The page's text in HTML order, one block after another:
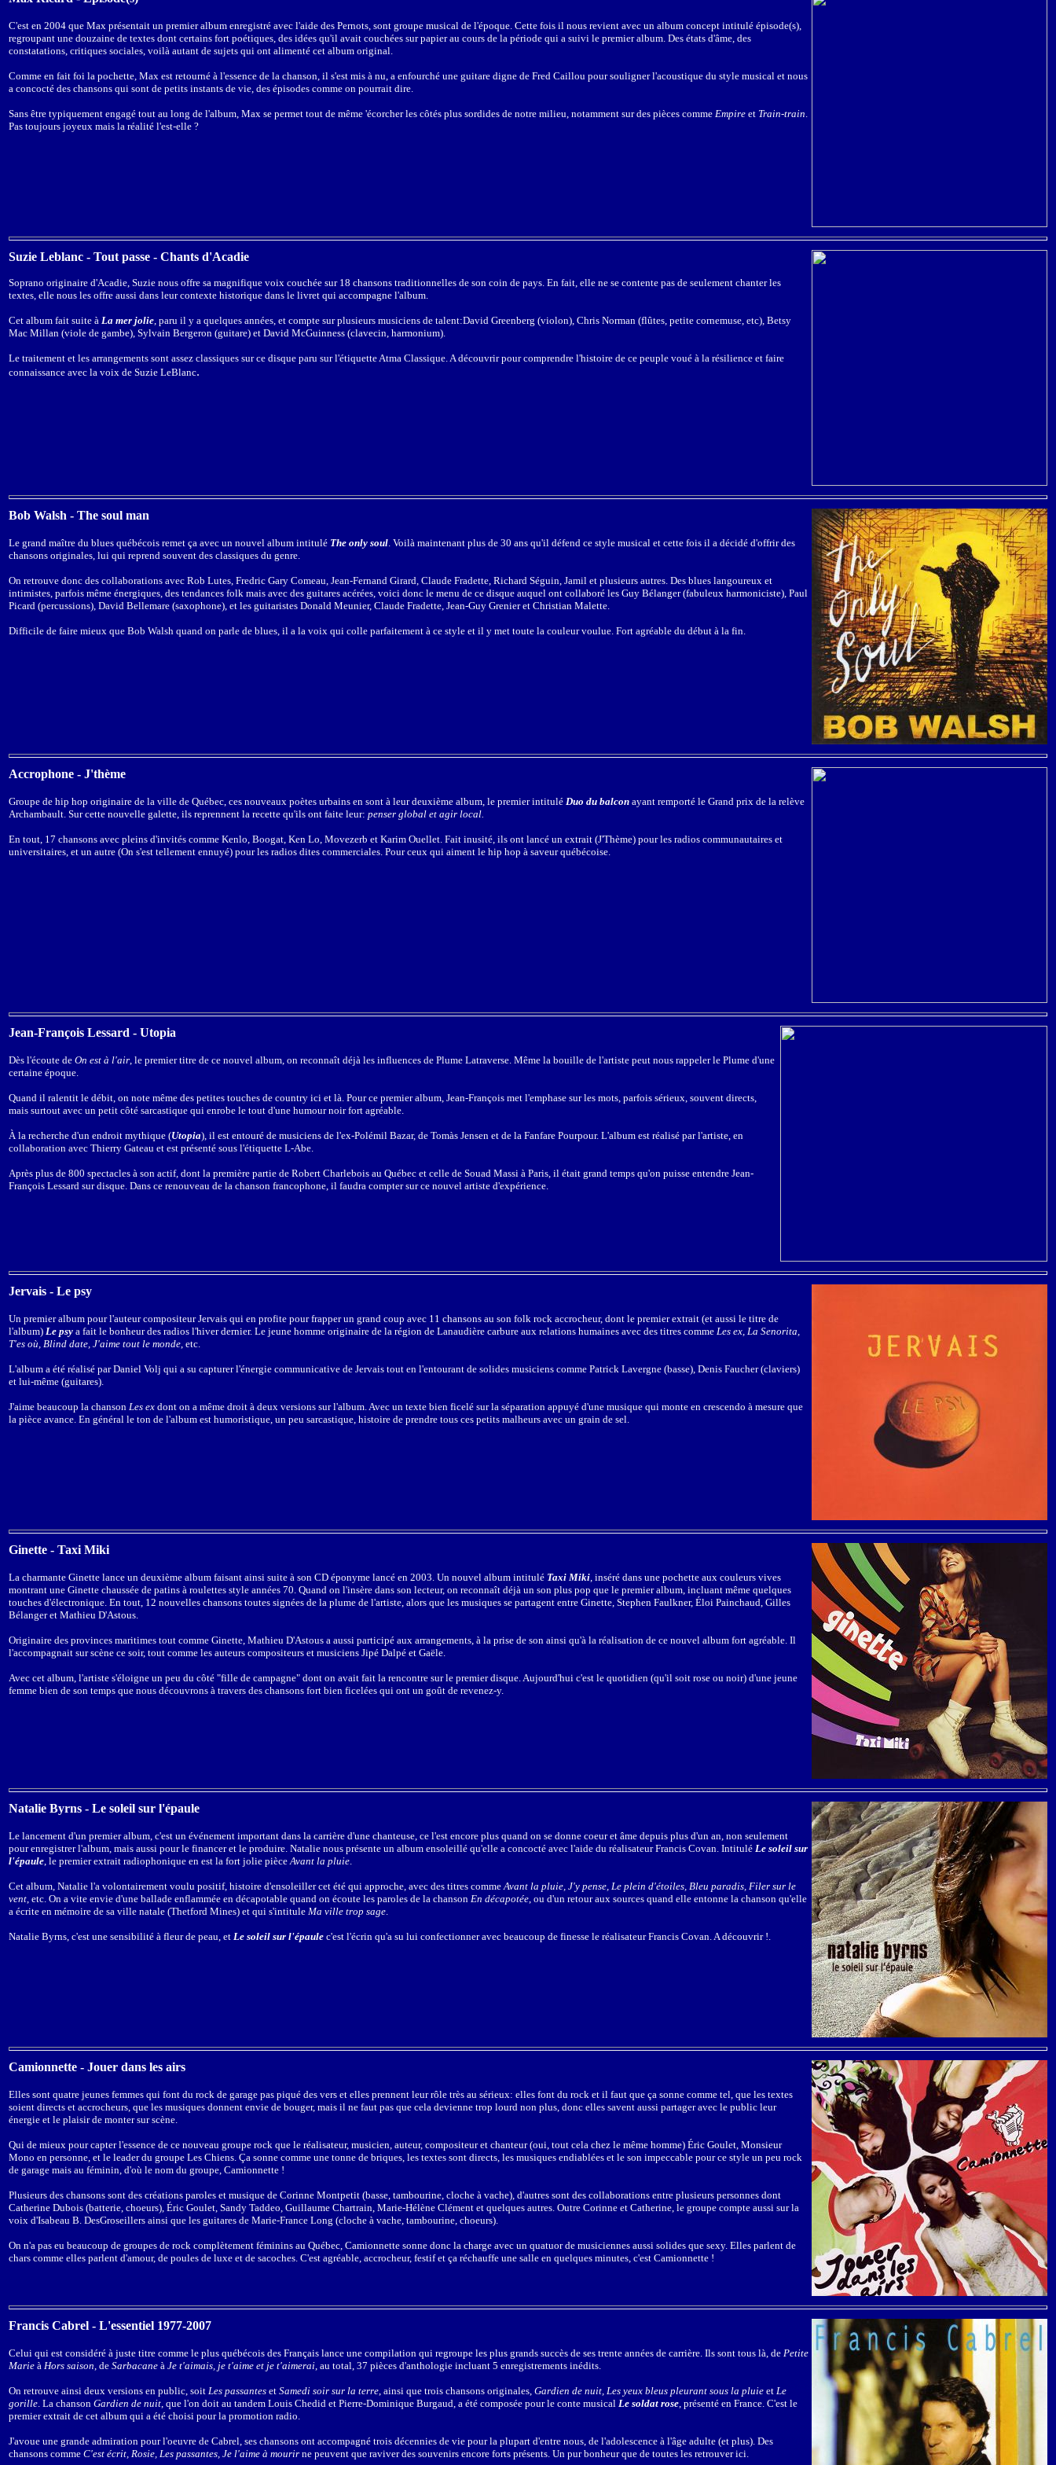
C'est en 2004 que Max présentait un premier album enregistré avec l'aide des Pernots, sont groupe musical de l'époque. Cette fois il nous revient avec un album concept intitulé épisode(s),
regroupant une douzaine de textes dont certains fort poétiques, des idées qu'il avait couchées sur papier au cours de la période qui a suivi le premier album. Des états d'âme, des
constatations, critiques sociales, voilà autant de sujets qui ont alimenté cet album original.
Comme en fait foi la pochette, Max est retourné à l'essence de la chanson, il s'est mis à nu, a enfourché une guitare digne de Fred Caillou pour souligner l'acoustique du style musical et nous
a concocté des chansons qui sont de petits instants de vie, des épisodes comme on pourrait dire.
Sans être typiquement engagé tout au long de l'album, Max se permet tout de même 'écorcher les côtés plus sordides de notre milieu, notamment sur des pièces comme Empire et Train-train.
Pas toujours joyeux mais la réalité l'est-elle ?
Suzie Leblanc - Tout passe - Chants d'Acadie
Soprano originaire d'Acadie, Suzie nous offre sa magnifique voix couchée sur 18 chansons traditionnelles de son coin de pays. En fait, elle ne se contente pas de seulement chanter les
textes, elle nous les offre aussi dans leur contexte historique dans le livret qui accompagne l'album.
Cet album fait suite à La mer jolie, paru il y a quelques années, et compte sur plusieurs musiciens de talent:David Greenberg (violon), Chris Norman (flûtes, petite cornemuse, etc), Betsy
Mac Millan (viole de gambe), Sylvain Bergeron (guitare) et David McGuinness (clavecin, harmonium).
Le traitement et les arrangements sont assez classiques sur ce disque paru sur l'étiquette Atma Classique. A découvrir pour comprendre l'histoire de ce peuple voué à la résilience et faire
connaissance avec la voix de Suzie LeBlanc.
Bob Walsh - The soul man
Le grand maître du blues québécois remet ça avec un nouvel album intitulé The only soul. Voilà maintenant plus de 30 ans qu'il défend ce style musical et cette fois il a décidé d'offrir des
chansons originales, lui qui reprend souvent des classiques du genre.
On retrouve donc des collaborations avec Rob Lutes, Fredric Gary Comeau, Jean-Fernand Girard, Claude Fradette, Richard Séguin, Jamil et plusieurs autres. Des blues langoureux et
intimistes, parfois même énergiques, des tendances folk mais avec des guitares acérées, voici donc le menu de ce disque auquel ont collaboré les Guy Bélanger (fabuleux harmoniciste), Paul
Picard (percussions), David Bellemare (saxophone), et les guitaristes Donald Meunier, Claude Fradette, Jean-Guy Grenier et Christian Malette.
Difficile de faire mieux que Bob Walsh quand on parle de blues, il a la voix qui colle parfaitement à ce style et il y met toute la couleur voulue. Fort agréable du début à la fin.
Accrophone - J'thème
Groupe de hip hop originaire de la ville de Québec, ces nouveaux poètes urbains en sont à leur deuxième album, le premier intitulé Duo du balcon ayant remporté le Grand prix de la relève
Archambault. Sur cette nouvelle galette, ils reprennent la recette qu'ils ont faite leur: penser global et agir local.
En tout, 17 chansons avec pleins d'invités comme Kenlo, Boogat, Ken Lo, Movezerb et Karim Ouellet. Fait inusité, ils ont lancé un extrait (J'Thème) pour les radios communautaires et
universitaires, et un autre (On s'est tellement ennuyé) pour les radios dites commerciales. Pour ceux qui aiment le hip hop à saveur québécoise.
Jean-François Lessard - Utopia
Dès l'écoute de On est à l'air, le premier titre de ce nouvel album, on reconnaît déjà les influences de Plume Latraverse. Même la bouille de l'artiste peut nous rappeler le Plume d'une
certaine époque.
Quand il ralentit le débit, on note même des petites touches de country ici et là. Pour ce premier album, Jean-François met l'emphase sur les mots, parfois sérieux, souvent directs,
mais surtout avec un petit côté sarcastique qui enrobe le tout d'une humour noir fort agréable.
À la recherche d'un endroit mythique (Utopia), il est entouré de musiciens de l'ex-Polémil Bazar, de Tomàs Jensen et de la Fanfare Pourpour. L'album est réalisé par l'artiste, en
collaboration avec Thierry Gateau et est présenté sous l'étiquette L-Abe.
Après plus de 800 spectacles à son actif, dont la première partie de Robert Charlebois au Québec et celle de Souad Massi à Paris, il était grand temps qu'on puisse entendre Jean-
François Lessard sur disque. Dans ce renouveau de la chanson francophone, il faudra compter sur ce nouvel artiste d'expérience.
Jervais - Le psy
Un premier album pour l'auteur compositeur Jervais qui en profite pour frapper un grand coup avec 11 chansons au son folk rock accrocheur, dont le premier extrait (et aussi le titre de
l'album) Le psy a fait le bonheur des radios l'hiver dernier. Le jeune homme originaire de la région de Lanaudière carbure aux relations humaines avec des titres comme Les ex, La Senorita,
T'es où, Blind date, J'aime tout le monde, etc.
L'album a été réalisé par Daniel Volj qui a su capturer l'énergie communicative de Jervais tout en l'entourant de solides musiciens comme Patrick Lavergne (basse), Denis Faucher (claviers)
et lui-même (guitares).
J'aime beaucoup la chanson Les ex dont on a même droit à deux versions sur l'album. Avec un texte bien ficelé sur la séparation appuyé d'une musique qui monte en crescendo à mesure que
la pièce avance. En général le ton de l'album est humoristique, un peu sarcastique, histoire de prendre tous ces petits malheurs avec un grain de sel.
Ginette - Taxi Miki
La charmante Ginette lance un deuxième album faisant ainsi suite à son CD éponyme lancé en 2003. Un nouvel album intitulé Taxi Miki, inséré dans une pochette aux couleurs vives
montrant une Ginette chaussée de patins à roulettes style années 70. Quand on l'insère dans son lecteur, on reconnaît déjà un son plus pop que le premier album, incluant même quelques
touches d'électronique. En tout, 12 nouvelles chansons toutes signées de la plume de l'artiste, alors que les musiques se partagent entre Ginette, Stephen Faulkner, Éloi Painchaud, Gilles
Bélanger et Mathieu D'Astous.
Originaire des provinces maritimes tout comme Ginette, Mathieu D'Astous a aussi participé aux arrangements, à la prise de son ainsi qu'à la réalisation de ce nouvel album fort agréable. Il
l'accompagnait sur scène ce soir, tout comme les auteurs compositeurs et musiciens Jipé Dalpé et Gaële.
Avec cet album, l'artiste s'éloigne un peu du côté "fille de campagne" dont on avait fait la rencontre sur le premier disque. Aujourd'hui c'est le quotidien (qu'il soit rose ou noir) d'une jeune
femme bien de son temps que nous découvrons à travers des chansons fort bien ficelées qui ont un goût de revenez-y.
Natalie Byrns - Le soleil sur l'épaule
Le lancement d'un premier album, c'est un événement important dans la carrière d'une chanteuse, ce l'est encore plus quand on se donne coeur et âme depuis plus d'un an, non seulement
pour enregistrer l'album, mais aussi pour le financer et le produire. Natalie nous présente un album ensoleillé qu'elle a concocté avec l'aide du réalisateur Francis Covan. Intitulé Le soleil sur
l'épaule, le premier extrait radiophonique en est la fort jolie pièceAvant la pluie.
Cet album, Natalie l'a volontairement voulu positif, histoire d'ensoleiller cet été qui approche, avec des titres commeAvant la pluie, J'y pense, Le plein d'étoiles, Bleu paradis, Filer sur le
vent, etc. On a vite envie d'une ballade enflammée en décapotable quand on écoute les paroles de la chanson En décapotée, ou d'un retour aux sources quand elle entonne la chanson qu'elle
a écrite en mémoire de sa ville natale (Thetford Mines) et qui s'intitule Ma ville trop sage.
Natalie Byrns, c'est une sensibilité à fleur de peau, et Le soleil sur l'épaule c'est l'écrin qu'a su lui confectionner avec beaucoup de finesse le réalisateur Francis Covan. A découvrir !.
Camionnette - Jouer dans les airs
Elles sont quatre jeunes femmes qui font du rock de garage pas piqué des vers et elles prennent leur rôle très au sérieux: elles font du rock et il faut que ça sonne comme tel, que les textes
soient directs et accrocheurs, que les musiques donnent envie de bouger, mais il ne faut pas que cela devienne trop lourd non plus, donc elles savent aussi partager avec le public leur
énergie et le plaisir de monter sur scène.
Qui de mieux pour capter l'essence de ce nouveau groupe rock que le réalisateur, musicien, auteur, compositeur et chanteur (oui, tout cela chez le même homme) Éric Goulet, Monsieur
Mono en personne, et le leader du groupe Les Chiens. Ça sonne comme une tonne de briques, les textes sont directs, les musiques endiablées et le son impeccable pour ce style un peu rock
de garage mais au féminin, d'où le nom du groupe, Camionnette !
Plusieurs des chansons sont des créations paroles et musique de Corinne Montpetit (basse, tambourine, cloche à vache), d'autres sont des collaborations entre plusieurs personnes dont
Catherine Dubois (batterie, choeurs), Éric Goulet, Sandy Taddeo, Guillaume Chartrain, Marie-Hélène Clément et quelques autres. Outre Corinne et Catherine, le groupe compte aussi sur la
voix d'Isabeau B. DesGroseillers ainsi que les guitares de Marie-France Long (cloche à vache, tambourine, choeurs).
On n'a pas eu beaucoup de groupes de rock complètement féminins au Québec, Camionnette sonne donc la charge avec un quatuor de musiciennes aussi solides que sexy. Elles parlent de
chars comme elles parlent d'amour, de poules de luxe et de sacoches. C'est agréable, accrocheur, festif et ça réchauffe une salle en quelques minutes, c'est Camionnette !
Francis Cabrel - L'essentiel 1977-2007
Celui qui est considéré à juste titre comme le plus québécois des Français lance une compilation qui regroupe les plus grands succès de ses trente années de carrière. Ils sont tous là, de Petite
Marie à Hors saison, de Sarbacane à Je t'aimais, je t'aime et je t'aimerai, au total, 37 pièces d'anthologie incluant 5 enregistrements inédits.
On retrouve ainsi deux versions en public, soit Les passantes et Samedi soir sur la terre, ainsi que trois chansons originales, Gardien de nuit, Les yeux bleus pleurant sous la pluie et Le
gorille. La chanson Gardien de nuit, que l'on doit au tandem Louis Chedid et Pierre-Dominique Burgaud, a été composée pour le conte musical Le soldat rose, présenté en France. C'est le
premier extrait de cet album qui a été choisi pour la promotion radio.
J'avoue une grande admiration pour l'oeuvre de Cabrel, ses chansons ont accompagné trois décennies de vie pour la plupart d'entre nous, de l'adolescence à l'âge adulte (et plus). Des
chansons comme C'est écrit, Rosie, Les passantes, Je l'aime à mourir ne peuvent que raviver des souvenirs encore forts présents. Un pur bonheur que de toutes les retrouver ici.